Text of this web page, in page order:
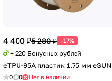
4 400 ₽5 280 ₽ -17%
+ 220 Бонусных рублей
eTPU-95A пластик 1.75 мм eSUN
0 0 Нет в наличии